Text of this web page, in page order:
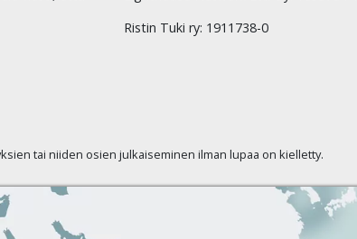
Ristin Tuki ry: 1911738-0
tai niiden osien julkaiseminen ilman lupaa on kielletty.